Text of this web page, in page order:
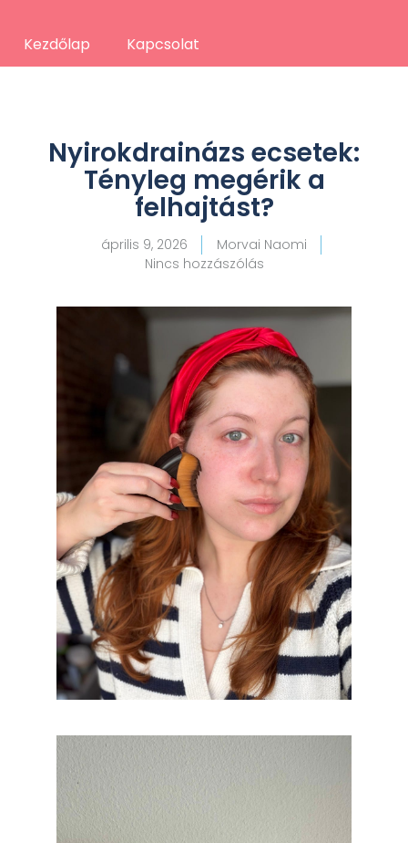
Kezdőlap Kapcsolat
Nyirokdrainázs ecsetek:
Tényleg megérik a
felhajtást?
április 9, 2026
Morvai Naomi
Nincs hozzászólás